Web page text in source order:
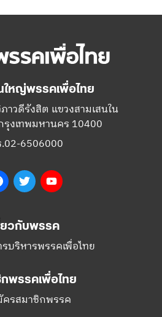
ใหญ่พรรคเพื่อไทย
าวดีรังสิต แขวงสามเสนใน
งเทพมหานคร 10400
.02-6506000
FacebookTwitter
ยวกับพรรค
บริหารพรรคเพื่อไทย
พรรคเพื่อไทย
ครสมาชิกพรรค